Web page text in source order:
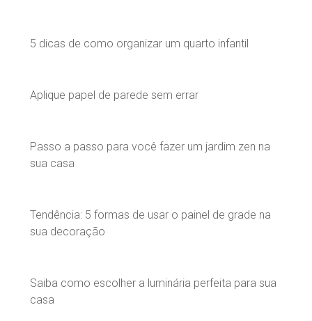
5 dicas de como organizar um quarto infantil
Aplique papel de parede sem errar
Passo a passo para você fazer um jardim zen na
sua casa
Tendência: 5 formas de usar o painel de grade na
sua decoração
Saiba como escolher a luminária perfeita para sua
casa